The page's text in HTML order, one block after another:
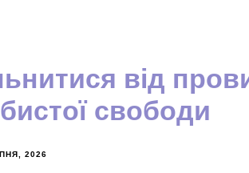
від
свободи
2026